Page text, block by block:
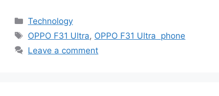
Categories
Technology
Tags
OPPO F31 Ultra, OPPO F31 Ultra phone
Leave a comment